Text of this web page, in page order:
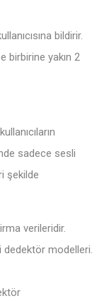
bildirir.
birbirine yakın 2
sadece sesli
şekilde
verileridir.
dedektör modelleri.